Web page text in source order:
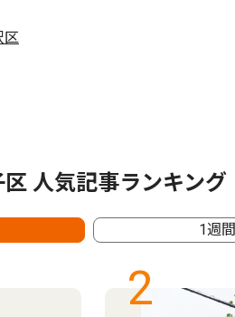
区
人気記事ランキング
1週間
2